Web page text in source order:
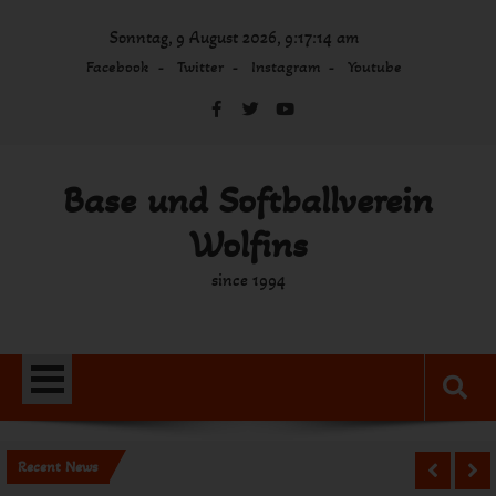
Sonntag, 9 August 2026, 9:17:14 am
Facebook Twitter Instagram Youtube
Base und Softballverein
Wolfins
since 1994
Recent News